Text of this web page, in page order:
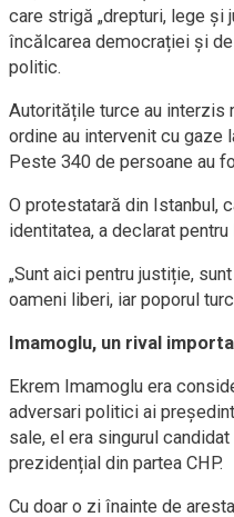
care strigă „drepturi, lege și
încălcarea democrației și
politic.
Autoritățile turce au interzis
ordine au intervenit cu gaze
Peste 340 de persoane au
O protestatară din Istanbul,
identitatea, a declarat pentru
„Sunt aici pentru justiție,
oameni liberi, iar poporul
Imamoglu, un rival
Ekrem Imamoglu era
adversari politici ai
sale, el era singurul
prezidențial din partea CHP.
Cu doar o zi înainte de